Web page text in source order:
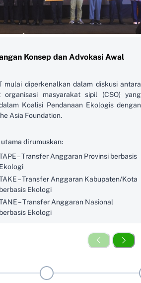
Konsep dan Advokasi Awal
mulai diperkenalkan dalam diskusi antara
organisasi masyarakat sipil (CSO) yang
Koalisi Pendanaan Ekologis dengan
Asia Foundation.
dirumuskan:
– Transfer Anggaran Provinsi berbasis
Ekologi
– Transfer Anggaran Kabupaten/Kota
berbasis Ekologi
– Transfer Anggaran Nasional
berbasis Ekologi
dilakukan bersama Badan Kebijakan
dengan Bapak Joko Tri Haryanto,
sistem transfer fiskal.